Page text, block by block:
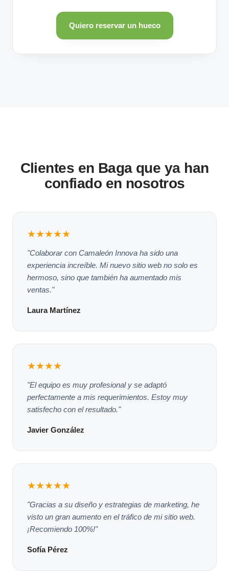
Quiero reservar un hueco
Clientes en Baga que ya han
confiado en nosotros
★★★★★
"Colaborar con Camaleón Innova ha sido una
experiencia increíble. Mi nuevo sitio web no solo es
hermoso, sino que también ha aumentado mis
ventas."
Laura Martínez
★★★★
"El equipo es muy profesional y se adaptó
perfectamente a mis requerimientos. Estoy muy
satisfecho con el resultado."
Javier González
★★★★★
"Gracias a su diseño y estrategias de marketing, he
visto un gran aumento en el tráfico de mi sitio web.
¡Recomiendo 100%!"
Sofía Pérez